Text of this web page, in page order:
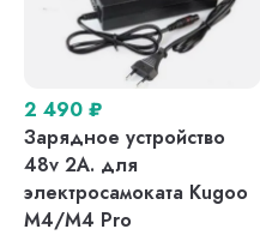
2 490 ₽
Зарядное устройство
48v 2A. для
электросамоката Kugoo
M4/M4 Pro